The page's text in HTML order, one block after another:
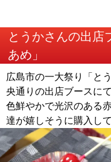
とうかさんの出店
あめ」
広島市の一大祭り「と
央通りの出店ブースに
色鮮やかで光沢のある
達が嬉しそうに購入し